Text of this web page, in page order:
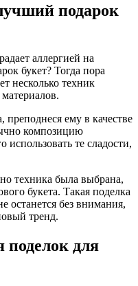
подарок
аллергией на
букет? Тогда пора
несколько техник
ему в качестве
композицию
те сладости,
техника была выбрана,
букета. Такая поделка
останется без внимания,
тренд.
поделок для